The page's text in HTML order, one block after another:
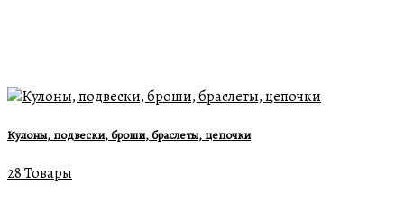
Кулоны, подвески, броши, браслеты, цепочки
28 Товары